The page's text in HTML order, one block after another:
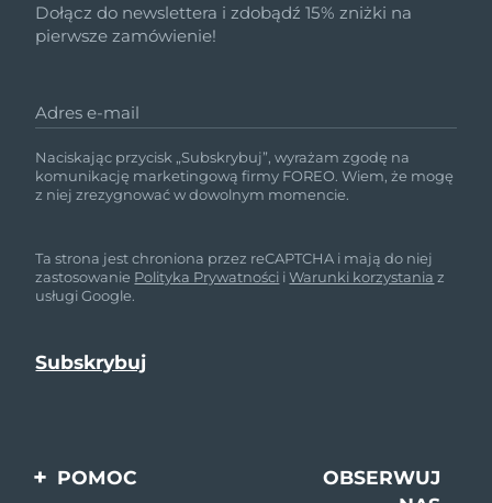
Dołącz do newslettera i zdobądź 15% zniżki na
pierwsze zamówienie!
Adres e-mail
Naciskając przycisk „Subskrybuj”, wyrażam zgodę na
komunikację marketingową firmy FOREO. Wiem, że mogę
z niej zrezygnować w dowolnym momencie.
Ta strona jest chroniona przez reCAPTCHA i mają do niej
zastosowanie Polityka Prywatności iWarunki korzystania z
usługi Google.
POMOC
OBSERWUJ